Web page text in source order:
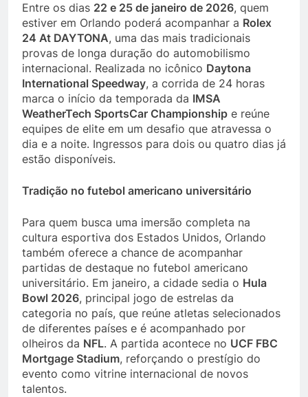
Entre os dias 22 e 25 de janeiro de 2026, quem
estiver em Orlando poderá acompanhar a Rolex
24 At DAYTONA, uma das mais tradicionais
provas de longa duração do automobilismo
internacional. Realizada no icônico Daytona
International Speedway, a corrida de 24 horas
marca o início da temporada da IMSA
WeatherTech SportsCar Championship e reúne
equipes de elite em um desafio que atravessa o
dia e a noite. Ingressos para dois ou quatro dias já
estão disponíveis.
Tradição no futebol americano universitário
Para quem busca uma imersão completa na
cultura esportiva dos Estados Unidos, Orlando
também oferece a chance de acompanhar
partidas de destaque no futebol americano
universitário. Em janeiro, a cidade sedia o Hula
Bowl 2026, principal jogo de estrelas da
categoria no país, que reúne atletas selecionados
de diferentes países e é acompanhado por
olheiros da NFL. A partida acontece no UCF FBC
Mortgage Stadium, reforçando o prestígio do
evento como vitrine internacional de novos
talentos.